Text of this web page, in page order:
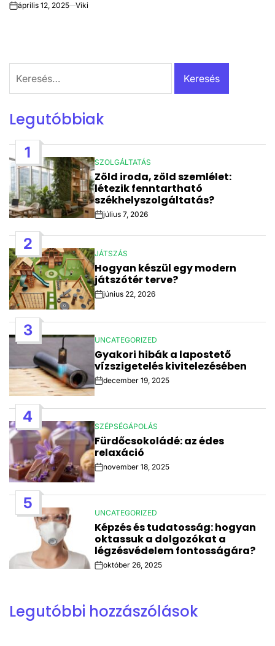
onáprilis 12, 2025 Viki
Legutóbbiak
1
POSTED
IN
SZOLGÁLTATÁS
Zöld iroda, zöld szemlélet:
létezik fenntartható
székhelyszolgáltatás?
Postjúlius 7, 2026
2
POSTED
IN
JÁTSZÁS
Hogyan készül egy modern
játszótér terve?
Post
Date
június 22, 2026
3
POSTED
IN
UNCATEGORIZED
Gyakori hibák a lapostető
vízszigetelés kivitelezésében
Post
Date
december 19, 2025
4
POSTED
IN
SZÉPSÉGÁPOLÁS
Fürdőcsokoládé: az édes
relaxáció
Post
Date
november 18, 2025
5
POSTED
IN
UNCATEGORIZED
Képzés és tudatosság: hogyan
oktassuk a dolgozókat a
légzésvédelem fontosságára?
Postoktóber 26, 2025
Legutóbbi hozzászólások